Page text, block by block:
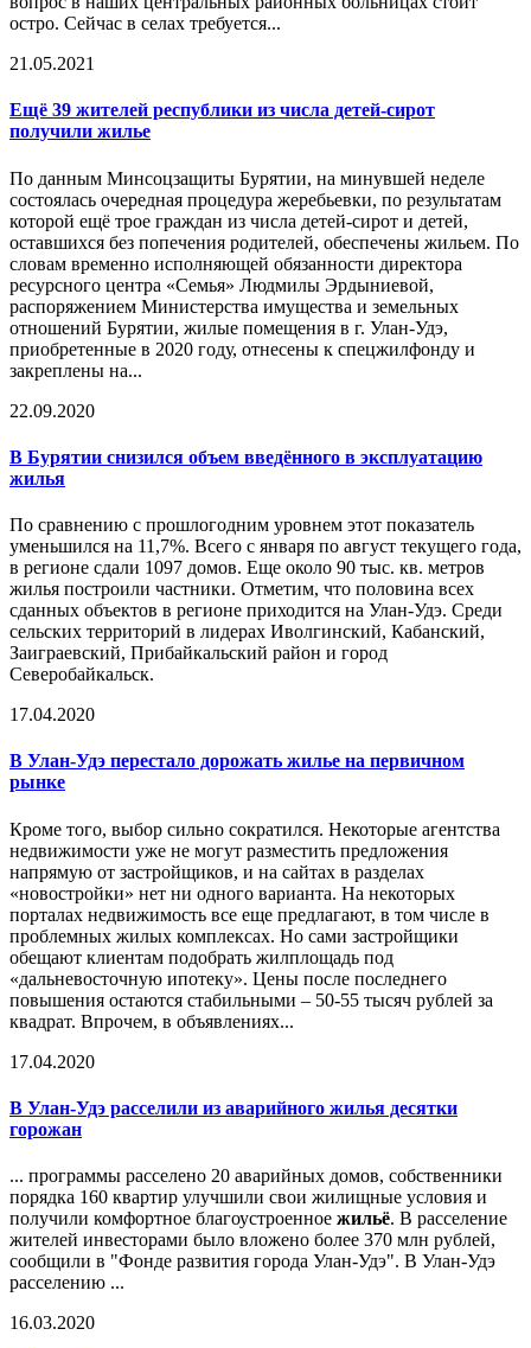
остро. Сейчас в селах требуется...
21.05.2021
Ещё 39 жителей республики из числа детей-сирот
получили жилье
По данным Минсоцзащиты Бурятии, на минувшей неделе
состоялась очередная процедура жеребьевки, по результатам
которой ещё трое граждан из числа детей-сирот и детей,
оставшихся без попечения родителей, обеспечены жильем. По
словам временно исполняющей обязанности директора
ресурсного центра «Семья» Людмилы Эрдыниевой,
распоряжением Министерства имущества и земельных
отношений Бурятии, жилые помещения в г. Улан-Удэ,
приобретенные в 2020 году, отнесены к спецжилфонду и
закреплены на...
22.09.2020
В Бурятии снизился объем введённого в эксплуатацию
жилья
По сравнению с прошлогодним уровнем этот показатель
уменьшился на 11,7%. Всего с января по август текущего года,
в регионе сдали 1097 домов. Еще около 90 тыс. кв. метров
жилья построили частники. Отметим, что половина всех
сданных объектов в регионе приходится на Улан-Удэ. Среди
сельских территорий в лидерах Иволгинский, Кабанский,
Заиграевский, Прибайкальский район и город
Северобайкальск.
17.04.2020
В Улан-Удэ перестало дорожать жилье на первичном
рынке
Кроме того, выбор сильно сократился. Некоторые агентства
недвижимости уже не могут разместить предложения
напрямую от застройщиков, и на сайтах в разделах
«новостройки» нет ни одного варианта. На некоторых
порталах недвижимость все еще предлагают, в том числе в
проблемных жилых комплексах. Но сами застройщики
обещают клиентам подобрать жилплощадь под
«дальневосточную ипотеку». Цены после последнего
повышения остаются стабильными – 50-55 тысяч рублей за
квадрат. Впрочем, в объявлениях...
17.04.2020
В Улан-Удэ расселили из аварийного жилья десятки
горожан
... программы расселено 20 аварийных домов, собственники
порядка 160 квартир улучшили свои жилищные условия и
получили комфортное благоустроенное жильё. В расселение
жителей инвесторами было вложено более 370 млн рублей,
сообщили в "Фонде развития города Улан-Удэ". В Улан-Удэ
расселению ...
16.03.2020